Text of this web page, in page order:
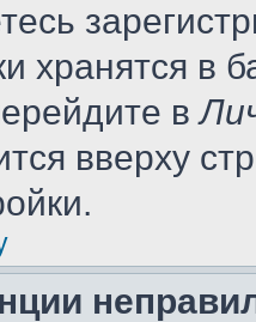
хранятся в
в
вверху